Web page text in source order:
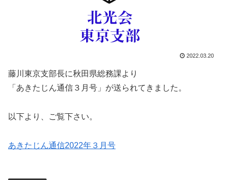
2022.03.20
藤川東京支部長に秋田県総務課より
「あきたじん通信３月号」が送られてきました。
以下より、ご覧下さい。
あきたじん通信2022年３月号